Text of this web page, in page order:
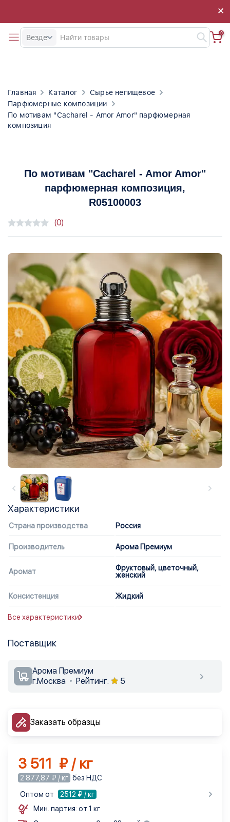
×
×
Везде
0
Главная Каталог
Сырье непищевое
Парфюмерные композиции
По мотивам "Cacharel - Amor Amor" парфюмерная
композиция
По мотивам "Cacharel - Amor Amor"
парфюмерная композиция,
R05100003
(0)
Характеристики
Страна производства Россия
Производитель Арома Премиум
Аромат
Фруктовый, цветочный,
женский
Консистенция Жидкий
Все характеристики
Поставщик
Арома Премиум
г.Москва
Рейтинг: 5
Заказать образцы
3 511 ₽ / кг
2 877,87 ₽ / кг без НДС
Оптом от
2512 ₽ / кг
Мин. партия: от 1 кг